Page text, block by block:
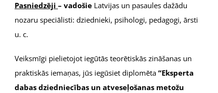
Pasniedzēji – vadošie Latvijas un pasaules dažādu
nozaru speciālisti: dziednieki, psihologi, pedagogi, ārsti
u. c.
Veiksmīgi pielietojot iegūtās teorētiskās zināšanas un
praktiskās iemaņas, jūs iegūsiet diplomēta “Eksperta
dabas dziedniecības un atveseļošanas metožu